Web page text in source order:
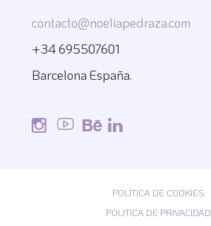
contacto@noeliapedraza.com
+34 695507601
Barcelona España.
POLÍTICA DE COOKIES
POLITICA DE PRIVACIDAD